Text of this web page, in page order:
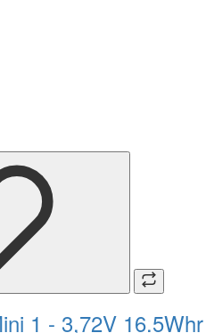
1 - 3,72V 16.5Whr